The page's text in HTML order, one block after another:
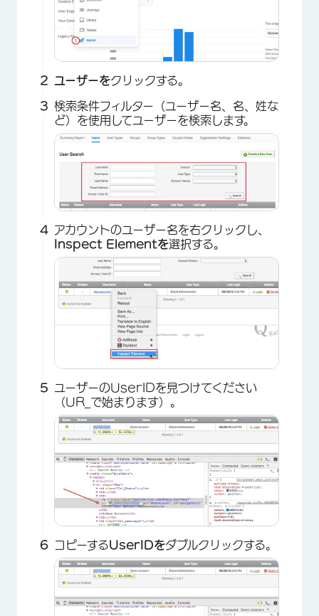
×
ユーザーをクリックする。
検索条件フィルター（ユーザー名、名、姓な
ど）を使用してユーザーを検索します。
アカウントのユーザー名を右クリックし、
Inspect Elementを選択する。
ユーザーのUserIDを見つけてください
（UR_で始まります）。
コピーするUserIDをダブルクリックする。